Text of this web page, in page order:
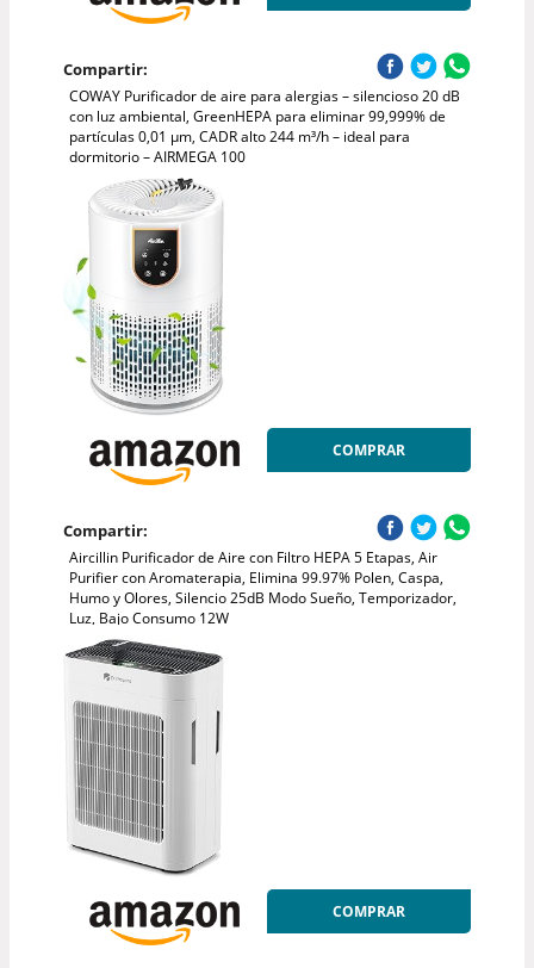
Compartir:
COWAY Purificador de aire para alergias – silencioso 20 dB
con luz ambiental, GreenHEPA para eliminar 99,999% de
partículas 0,01 µm, CADR alto 244 m³/h – ideal para
dormitorio – AIRMEGA 100
COMPRAR
Compartir:
Aircillin Purificador de Aire con Filtro HEPA 5 Etapas, Air
Purifier con Aromaterapia, Elimina 99.97% Polen, Caspa,
Humo y Olores, Silencio 25dB Modo Sueño, Temporizador,
Luz, Bajo Consumo 12W
COMPRAR